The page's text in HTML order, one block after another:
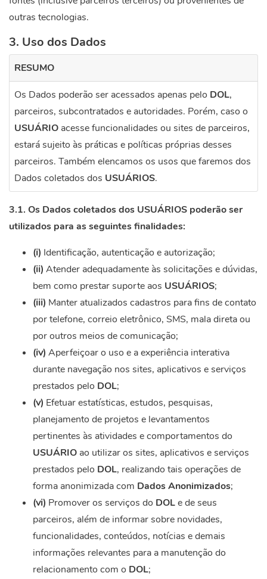
outras tecnologias.
3. Uso dos Dados
RESUMO
Os Dados poderão ser acessados apenas pelo DOL,
parceiros, subcontratados e autoridades. Porém, caso o
USUÁRIO acesse funcionalidades ou sites de parceiros,
estará sujeito às práticas e políticas próprias desses
parceiros. Também elencamos os usos que faremos dos
Dados coletados dos USUÁRIOS.
3.1. Os Dados coletados dos USUÁRIOS poderão ser
utilizados para as seguintes finalidades:
(i) Identificação, autenticação e autorização;
(ii) Atender adequadamente às solicitações e dúvidas,
bem como prestar suporte aos USUÁRIOS;
(iii) Manter atualizados cadastros para fins de contato
por telefone, correio eletrônico, SMS, mala direta ou
por outros meios de comunicação;
(iv) Aperfeiçoar o uso e a experiência interativa
durante navegação nos sites, aplicativos e serviços
prestados pelo DOL;
(v) Efetuar estatísticas, estudos, pesquisas,
planejamento de projetos e levantamentos
pertinentes às atividades e comportamentos do
USUÁRIO ao utilizar os sites, aplicativos e serviços
prestados pelo DOL, realizando tais operações de
forma anonimizada com Dados Anonimizados;
(vi) Promover os serviços do DOLe de seus
parceiros, além de informar sobre novidades,
funcionalidades, conteúdos, notícias e demais
informações relevantes para a manutenção do
relacionamento com o DOL;